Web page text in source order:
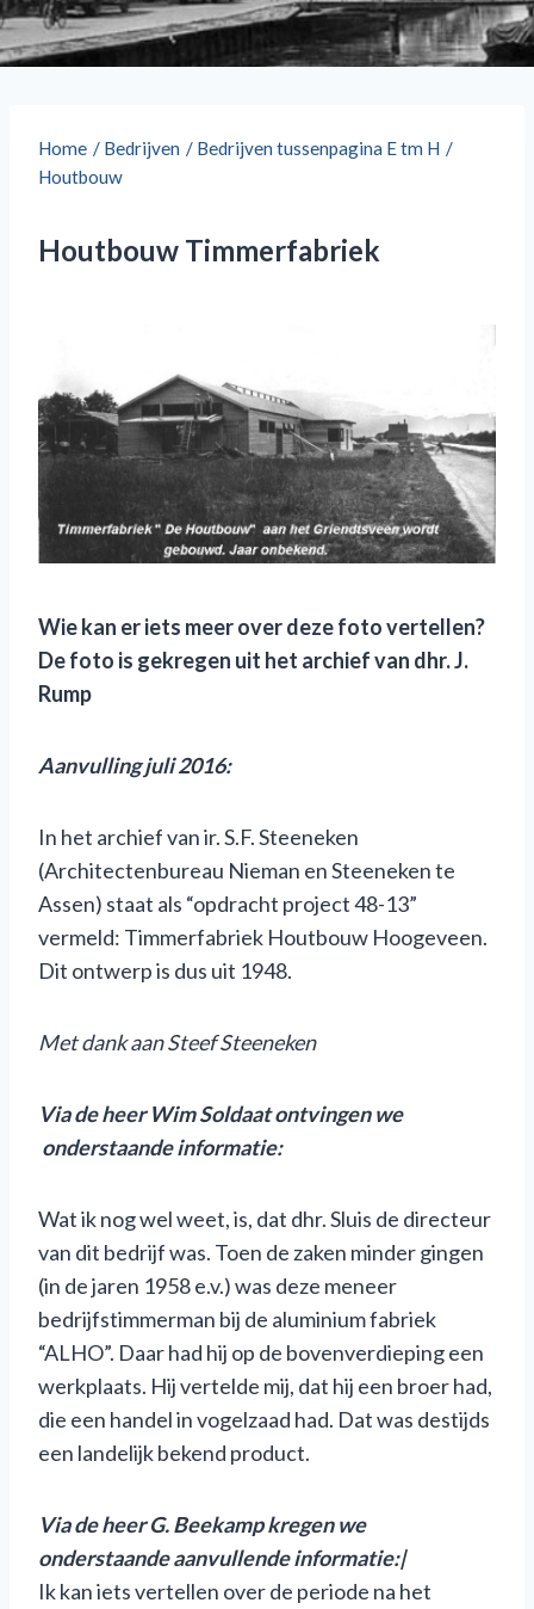
Home / Bedrijven / Bedrijven tussenpagina E tm H /
Houtbouw
Houtbouw Timmerfabriek
Wie kan er iets meer over deze foto vertellen?
De foto is gekregen uit het archief van dhr. J.
Rump
Aanvulling juli 2016:
In het archief van ir. S.F. Steeneken
(Architectenbureau Nieman en Steeneken te
Assen) staat als “opdracht project 48-13”
vermeld: Timmerfabriek Houtbouw Hoogeveen.
Dit ontwerp is dus uit 1948.
Met dank aan Steef Steeneken
Via de heer Wim Soldaat ontvingen we
onderstaande informatie:
Wat ik nog wel weet, is, dat dhr. Sluis de directeur
van dit bedrijf was. Toen de zaken minder gingen
(in de jaren 1958 e.v.) was deze meneer
bedrijfstimmerman bij de aluminium fabriek
“ALHO”. Daar had hij op de bovenverdieping een
werkplaats. Hij vertelde mij, dat hij een broer had,
die een handel in vogelzaad had. Dat was destijds
een landelijk bekend product.
Via de heer G. Beekamp kregen we
onderstaande aanvullende informatie:|
Ik kan iets vertellen over de periode na het